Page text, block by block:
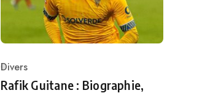
Category
Divers
Rafik Guitane : Biographie,